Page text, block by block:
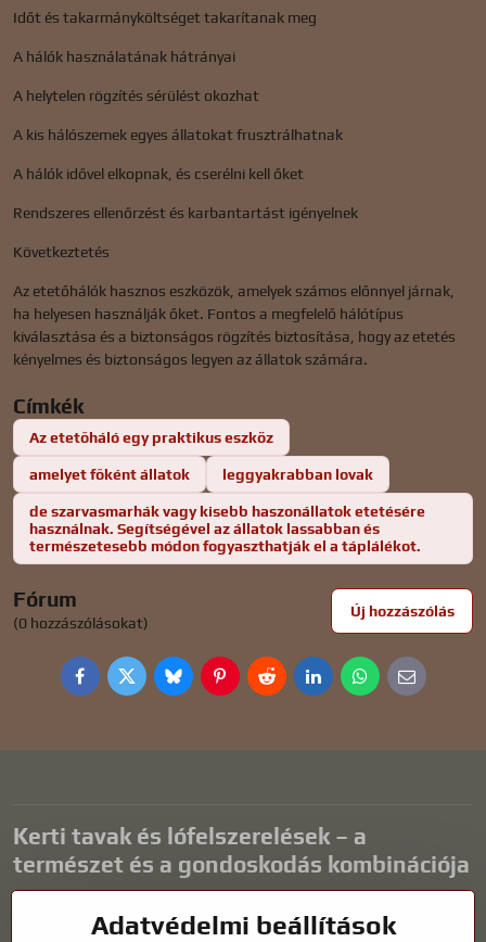
Időt és takarmányköltséget takarítanak meg
A hálók használatának hátrányai
A helytelen rögzítés sérülést okozhat
A kis hálószemek egyes állatokat frusztrálhatnak
A hálók idővel elkopnak, és cserélni kell őket
Rendszeres ellenőrzést és karbantartást igényelnek
Következtetés
Az etetőhálók hasznos eszközök, amelyek számos előnnyel járnak,
ha helyesen használják őket. Fontos a megfelelő hálótípus
kiválasztása és a biztonságos rögzítés biztosítása, hogy az etetés
kényelmes és biztonságos legyen az állatok számára.
Címkék
Az etetőháló egy praktikus eszköz
amelyet főként állatok leggyakrabban lovak
de szarvasmarhák vagy kisebb haszonállatok etetésére
használnak. Segítségével az állatok lassabban és
természetesebb módon fogyaszthatják el a táplálékot.
Fórum
(0 hozzászólásokat)
Új hozzászólás
FacebookTwitterBlueskyPinterestRedditLinkedInWhatsApp
E-
mail
Kerti tavak és lófelszerelések – a
természet és a gondoskodás kombinációja
harmonikus környezetet teremtenek a kikapcsolódáshoz és a vízi
Adatvédelmi beállítások